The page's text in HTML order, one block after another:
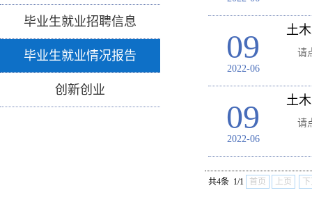
毕业生就业招聘信息
毕业生就业情况报告
创新创业
09
2022-06
土
请
09
2022-06
土
请
共4条 1/1 首页 上页